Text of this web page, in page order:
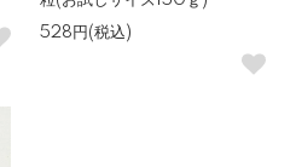
528円(税込)